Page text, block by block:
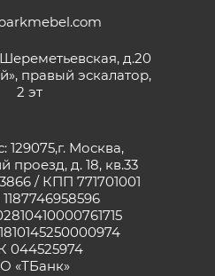
д.20
правый эскалатор,
2 эт
129075,г. Москва,
проезд, д. 18, кв.33
/ КПП 771701001
044525974
«ТБанк»